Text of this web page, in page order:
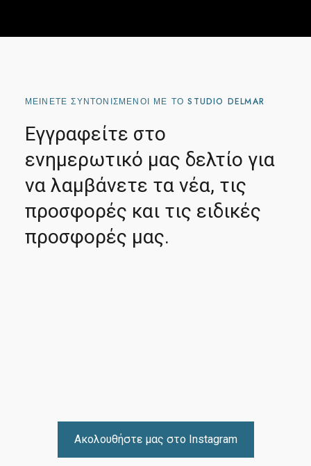
ΜΕΊΝΕΤΕ ΣΥΝΤΟΝΙΣΜΈΝΟΙ ΜΕ ΤΟ STUDIO DELMAR
Εγγραφείτε στο
ενημερωτικό μας δελτίο για
να λαμβάνετε τα νέα, τις
προσφορές και τις ειδικές
προσφορές μας.
Ακολουθήστε μας στο Instagram